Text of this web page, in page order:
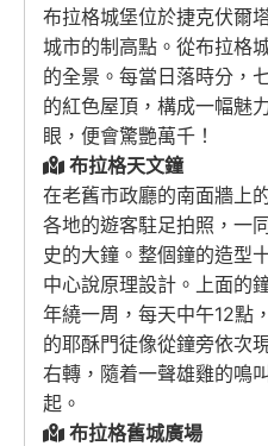
布拉格城堡位於捷克伏爾
城市的制高點。從布拉格
的全景。每當日落時分，
的紅色屋頂，構成一幅魅
眼，便會驚艷萬千！
布拉格天文鐘
在老舊市政廳的南面牆上
各地的遊客駐足拍照，一
史的大鐘。整個鐘的造型
中心說原理設計。上面的
年繞一周，每天中午12點
的耶酥門徒像從鐘旁依次
右轉，隨着一聲雄雞的鳴
起。
布拉格舊城廣場